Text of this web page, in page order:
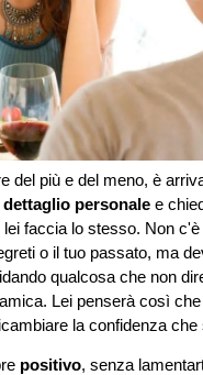
del più e del meno, è
dettaglio personale e
faccia lo stesso. Non
o il tuo passato, ma
qualcosa che non
Lei penserà così che
la confidenza che
positivo, senza